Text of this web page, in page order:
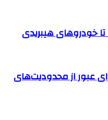
خودروهای هیبریدی
عبور از محدودیت‌های